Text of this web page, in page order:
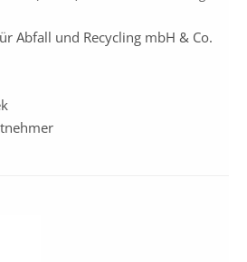
Abfall und Recycling mbH & Co.